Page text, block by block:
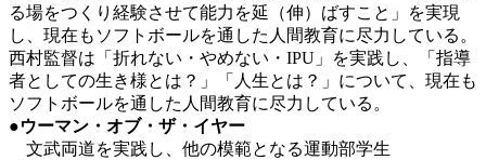
る場をつくり経験させて能力を延（伸）ばすこと」を実現
し、現在もソフトボールを通した人間教育に尽力している。
西村監督は「折れない・やめない・IPU」を実践し、「指導
者としての生き様とは？」「人生とは？」について、現在も
ソフトボールを通した人間教育に尽力している。
●ウーマン・オブ・ザ・イヤー
文武両道を実践し、他の模範となる運動部学生